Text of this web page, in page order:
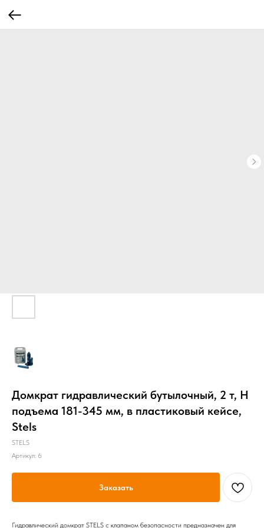
Домкрат гидравлический бутылочный, 2 т, H
подъема 181-345 мм, в пластиковый кейсе,
Stels
STELS
Артикул: 6
Заказать
Гидравлический домкрат STELS с клапаном безопасности предназначен для